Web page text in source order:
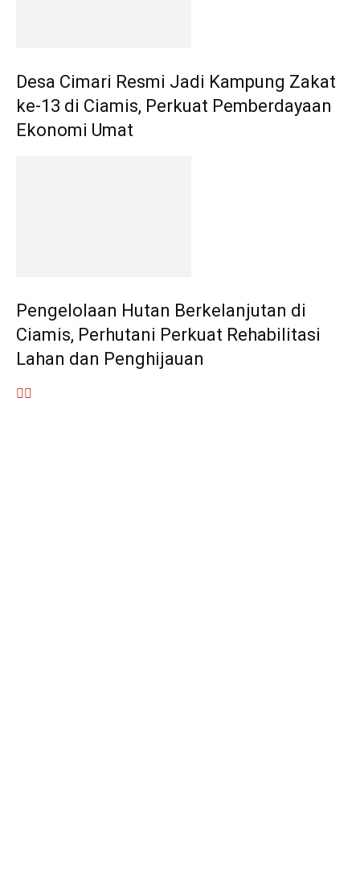
Desa Cimari Resmi Jadi Kampung Zakat
ke-13 di Ciamis, Perkuat Pemberdayaan
Ekonomi Umat
Pengelolaan Hutan Berkelanjutan di
Ciamis, Perhutani Perkuat Rehabilitasi
Lahan dan Penghijauan